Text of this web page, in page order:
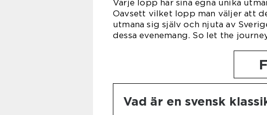
Varje lopp har sina egna unika
Oavsett vilket lopp man väljer att
utmana sig själv och njuta av
dessa evenemang. So let the
Vad är en svensk